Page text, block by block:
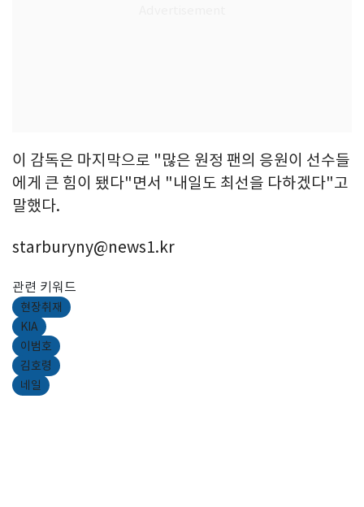
이 감독은 마지막으로 "많은 원정 팬의 응원이 선수들
에게 큰 힘이 됐다"면서 "내일도 최선을 다하겠다"고
말했다.
starburyny@news1.kr
관련 키워드
현장취재
KIA
이범호
김호령
네일